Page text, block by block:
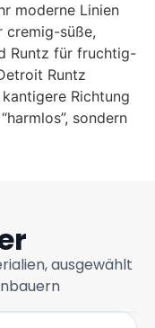
moderne Linien
cremig-süße,
Runtz für fruchtig-
Runtz
Richtung
sondern
ausgewählt